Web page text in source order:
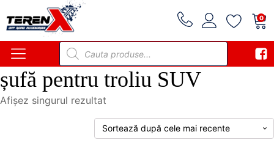
0
Products
search
șufă pentru troliu SUV
Afișez singurul rezultat